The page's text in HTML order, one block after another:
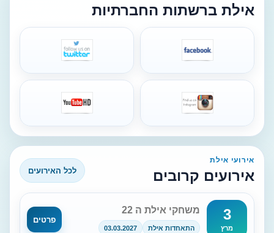
אילת ברשתות החברתיות
אירועי אילת
אירועים קרובים לכל האירועים
3
מרץ
משחקי אילת ה 22
התאחדות אילת 03.03.2027
פרטים